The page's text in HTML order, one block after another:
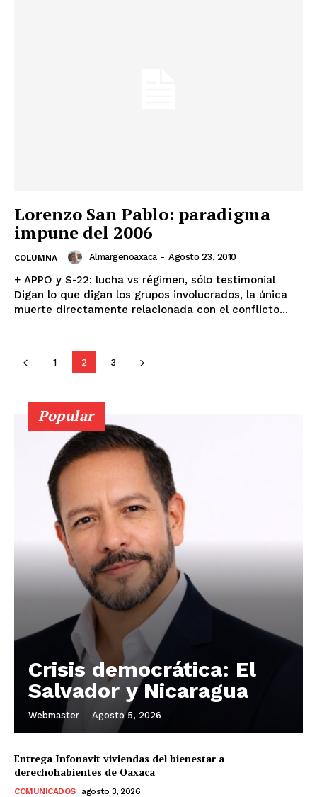
Lorenzo San Pablo: paradigma
impune del 2006
COLUMNA Almargenoaxaca - Agosto 23, 2010
+ APPO y S-22: lucha vs régimen, sólo testimonial
Digan lo que digan los grupos involucrados, la única
muerte directamente relacionada con el conflicto...
1 2 3
Popular
Crisis democrática: El
Salvador y Nicaragua
Webmaster - Agosto 5, 2026
Entrega Infonavit viviendas del bienestar a
derechohabientes de Oaxaca
COMUNICADOS agosto 3, 2026